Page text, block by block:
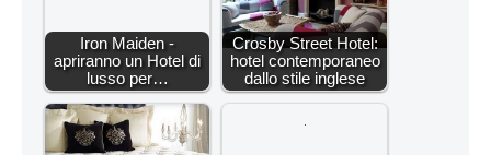
Iron Maiden -
apriranno un Hotel di
lusso per…
Crosby Street Hotel:
hotel contemporaneo
dallo stile inglese